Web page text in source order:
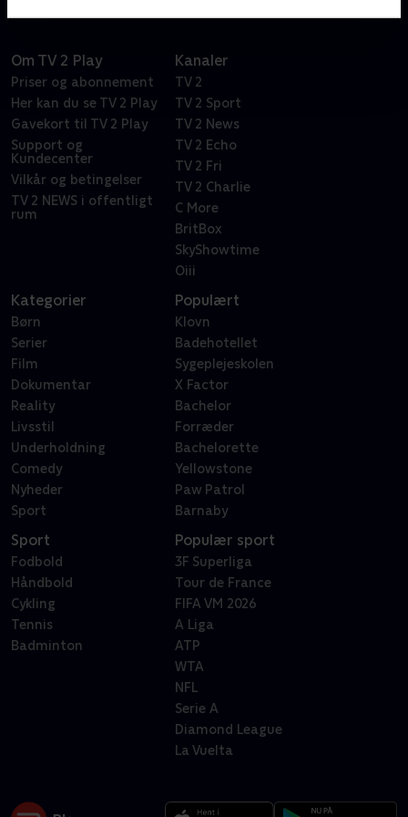
Om TV 2 Play
Priser og abonnement
Her kan du se TV 2 Play
Gavekort til TV 2 Play
Support og
Kundecenter
Vilkår og betingelser
TV 2 NEWS i offentligt
rum
Kanaler
TV 2
TV 2 Sport
TV 2 News
TV 2 Echo
TV 2 Fri
TV 2 Charlie
C More
BritBox
SkyShowtime
Oiii
Kategorier
Børn
Serier
Film
Dokumentar
Reality
Livsstil
Underholdning
Comedy
Nyheder
Sport
Populært
Klovn
Badehotellet
Sygeplejeskolen
X Factor
Bachelor
Forræder
Bachelorette
Yellowstone
Paw Patrol
Barnaby
Sport
Fodbold
Håndbold
Cykling
Tennis
Badminton
Populær sport
3F Superliga
Tour de France
FIFA VM 2026
A Liga
ATP
WTA
NFL
Serie A
Diamond League
La Vuelta